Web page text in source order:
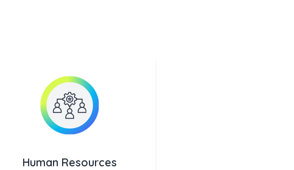
Human Resources